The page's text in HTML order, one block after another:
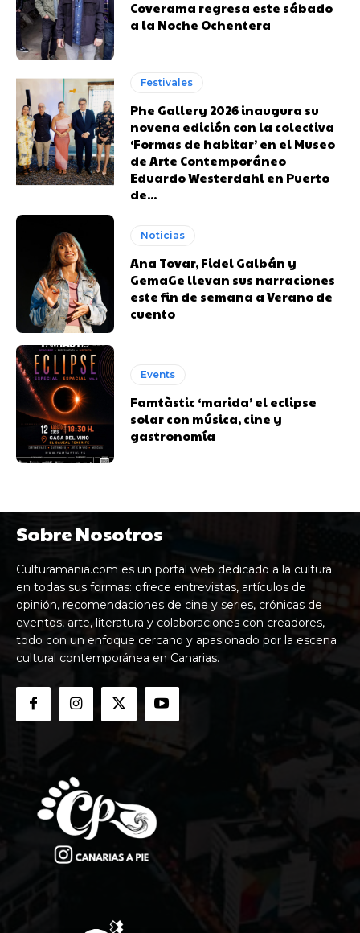
Coverama regresa este sábado
a la Noche Ochentera
Festivales
Phe Gallery 2026 inaugura su
novena edición con la colectiva
‘Formas de habitar’ en el Museo
de Arte Contemporáneo
Eduardo Westerdahl en Puerto
de...
Noticias
Ana Tovar, Fidel Galbán y
GemaGe llevan sus narraciones
este fin de semana a Verano de
cuento
Events
Famtàstic ‘marida’ el eclipse
solar con música, cine y
gastronomía
Sobre Nosotros
Culturamania.com es un portal web dedicado a la cultura
en todas sus formas: ofrece entrevistas, artículos de
opinión, recomendaciones de cine y series, crónicas de
eventos, arte, literatura y colaboraciones con creadores,
todo con un enfoque cercano y apasionado por la escena
cultural contemporánea en Canarias.